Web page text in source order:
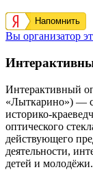
Напомнить
Вы организатор
Интерактивный
«Лыткарино») —
историко-
оптического
действующего
деятельности,
детей и молодёжи.